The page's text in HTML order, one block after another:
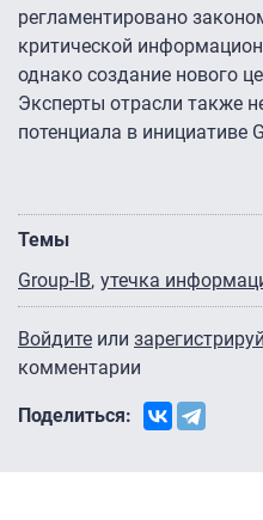
регламентировано
критической
однако создание нового
Эксперты отрасли также
потенциала в инициативе
Темы
Group-IB утечка
Войдите или
комментарии
Поделиться: